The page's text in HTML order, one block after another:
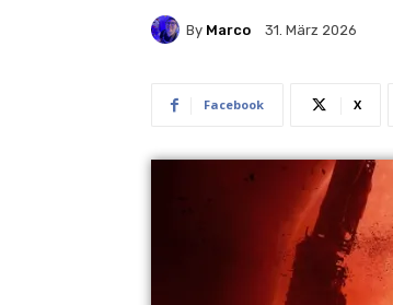
By Marco 31. März 2026
Facebook X